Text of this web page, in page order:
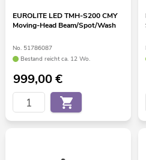
EUROLITE LED TMH-S200 CMY
Moving-Head Beam/Spot/Wash
No. 51786087
Bestand reicht ca. 12 Wo.
999,00€